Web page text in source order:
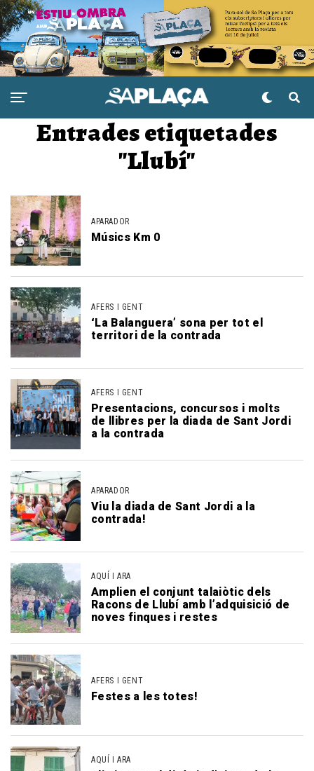
Entrades etiquetades
"Llubí"
APARADOR
Músics Km 0
AFERS I GENT
‘La Balanguera’ sona per tot el
territori de la contrada
AFERS I GENT
Presentacions, concursos i molts
de llibres per la diada de Sant Jordi
a la contrada
APARADOR
Viu la diada de Sant Jordi a la
contrada!
AQUÍ I ARA
Amplien el conjunt talaiòtic dels
Racons de Llubí amb l’adquisició de
noves finques i restes
AFERS I GENT
Festes a les totes!
AQUÍ I ARA